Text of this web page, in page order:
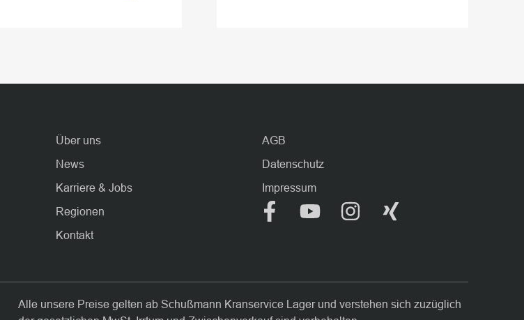
Über uns
News
Karriere & Jobs
Regionen
Kontakt
AGB
Datenschutz
Impressum
Alle unsere Preise gelten ab Schußmann Kranservice Lager und verstehen sich zuzüglich